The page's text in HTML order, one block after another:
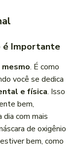
é Importante
mesmo. É como
você se dedica
e física. Isso
bem,
com mais
de oxigênio
bem, como